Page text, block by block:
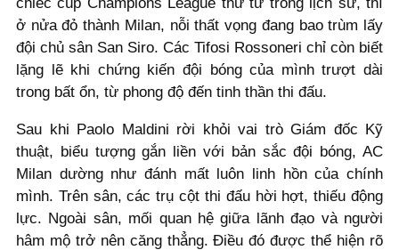
ở nửa đỏ thành Milan, nỗi thất vọng đang bao trùm lấy
đội chủ sân San Siro. Các Tifosi Rossoneri chỉ còn biết
lặng lẽ khi chứng kiến đội bóng của mình trượt dài
trong bất ổn, từ phong độ đến tinh thần thi đấu.
Sau khi Paolo Maldini rời khỏi vai trò Giám đốc Kỹ
thuật, biểu tượng gắn liền với bản sắc đội bóng, AC
Milan dường như đánh mất luôn linh hồn của chính
mình. Trên sân, các trụ cột thi đấu hời hợt, thiếu động
lực. Ngoài sân, mối quan hệ giữa lãnh đạo và người
hâm mộ trở nên căng thẳng. Điều đó được thể hiện rõ